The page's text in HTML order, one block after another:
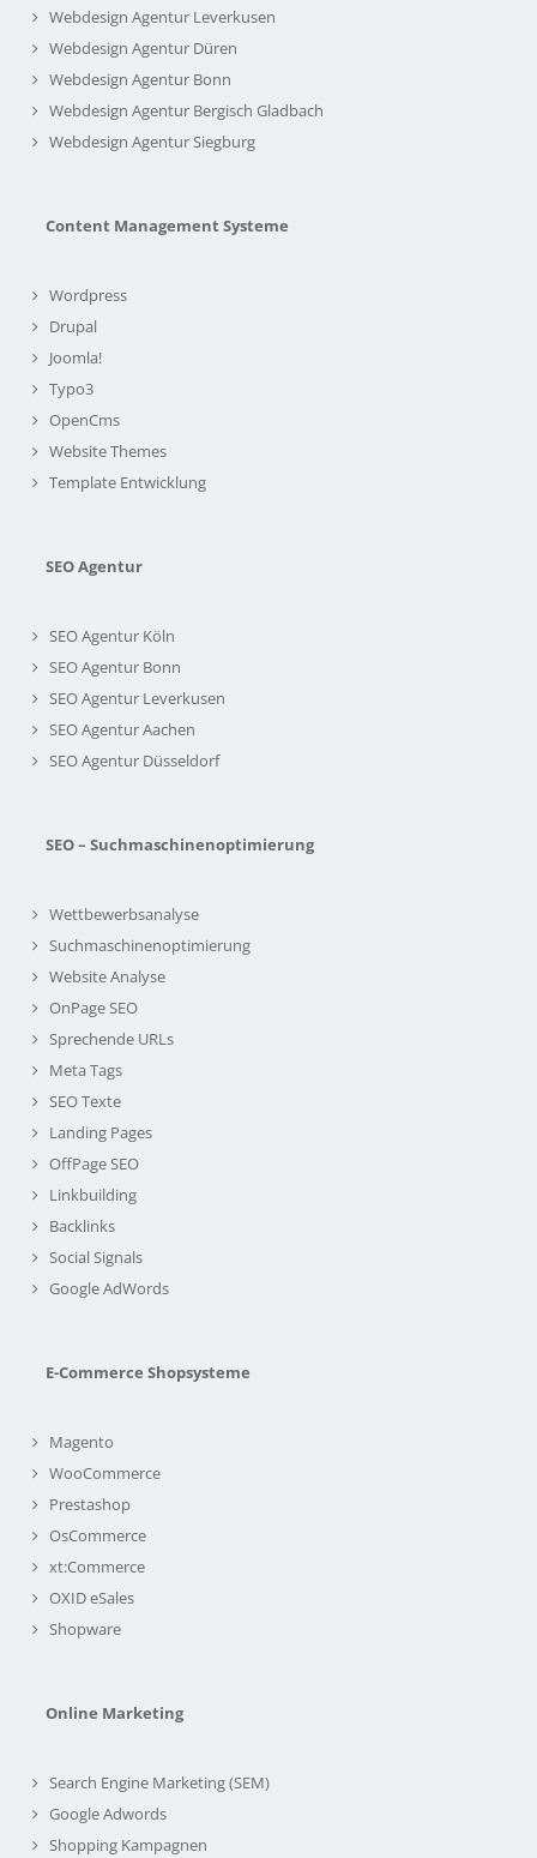
Webdesign Agentur Leverkusen
Webdesign Agentur Düren
Webdesign Agentur Bonn
Webdesign Agentur Bergisch Gladbach
Webdesign Agentur Siegburg
Content Management Systeme
Wordpress
Drupal
Joomla!
Typo3
OpenCms
Website Themes
Template Entwicklung
SEO Agentur
SEO Agentur Köln
SEO Agentur Bonn
SEO Agentur Leverkusen
SEO Agentur Aachen
SEO Agentur Düsseldorf
SEO – Suchmaschinenoptimierung
Wettbewerbsanalyse
Suchmaschinenoptimierung
Website Analyse
OnPage SEO
Sprechende URLs
Meta Tags
SEO Texte
Landing Pages
OffPage SEO
Linkbuilding
Backlinks
Social Signals
Google AdWords
E-Commerce Shopsysteme
Magento
WooCommerce
Prestashop
OsCommerce
xt:Commerce
OXID eSales
Shopware
Online Marketing
Search Engine Marketing (SEM)
Google Adwords
Shopping Kampagnen